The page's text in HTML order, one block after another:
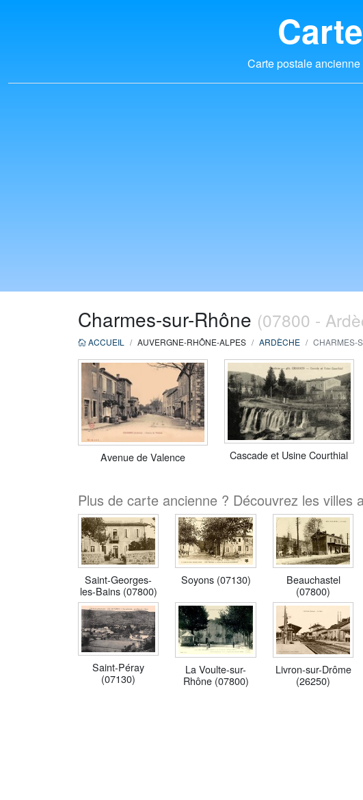
Carte postale
Charmes-sur-Rhône (07800 -
ACCUEIL AUVERGNE-RHÔNE-ALPES ARDÈCHE CHARMES-
Avenue de Valence Cascade et Usine Courthial
Plus de carte ancienne ? Découvrez les villes
Saint-Georges-
les-Bains (07800)
Soyons (07130)
Beauchastel
(07800)
Saint-Péray
(07130)
La Voulte-sur-
Rhône (07800)
Livron-sur-Drôme
(26250)